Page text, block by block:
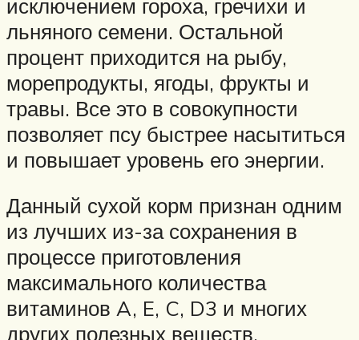
исключением гороха, гречихи и
льняного семени. Остальной
процент приходится на рыбу,
морепродукты, ягоды, фрукты и
травы. Все это в совокупности
позволяет псу быстрее насытиться
и повышает уровень его энергии.
Данный сухой корм признан одним
из лучших из-за сохранения в
процессе приготовления
максимального количества
витаминов A, E, C, D3 и многих
других полезных веществ.